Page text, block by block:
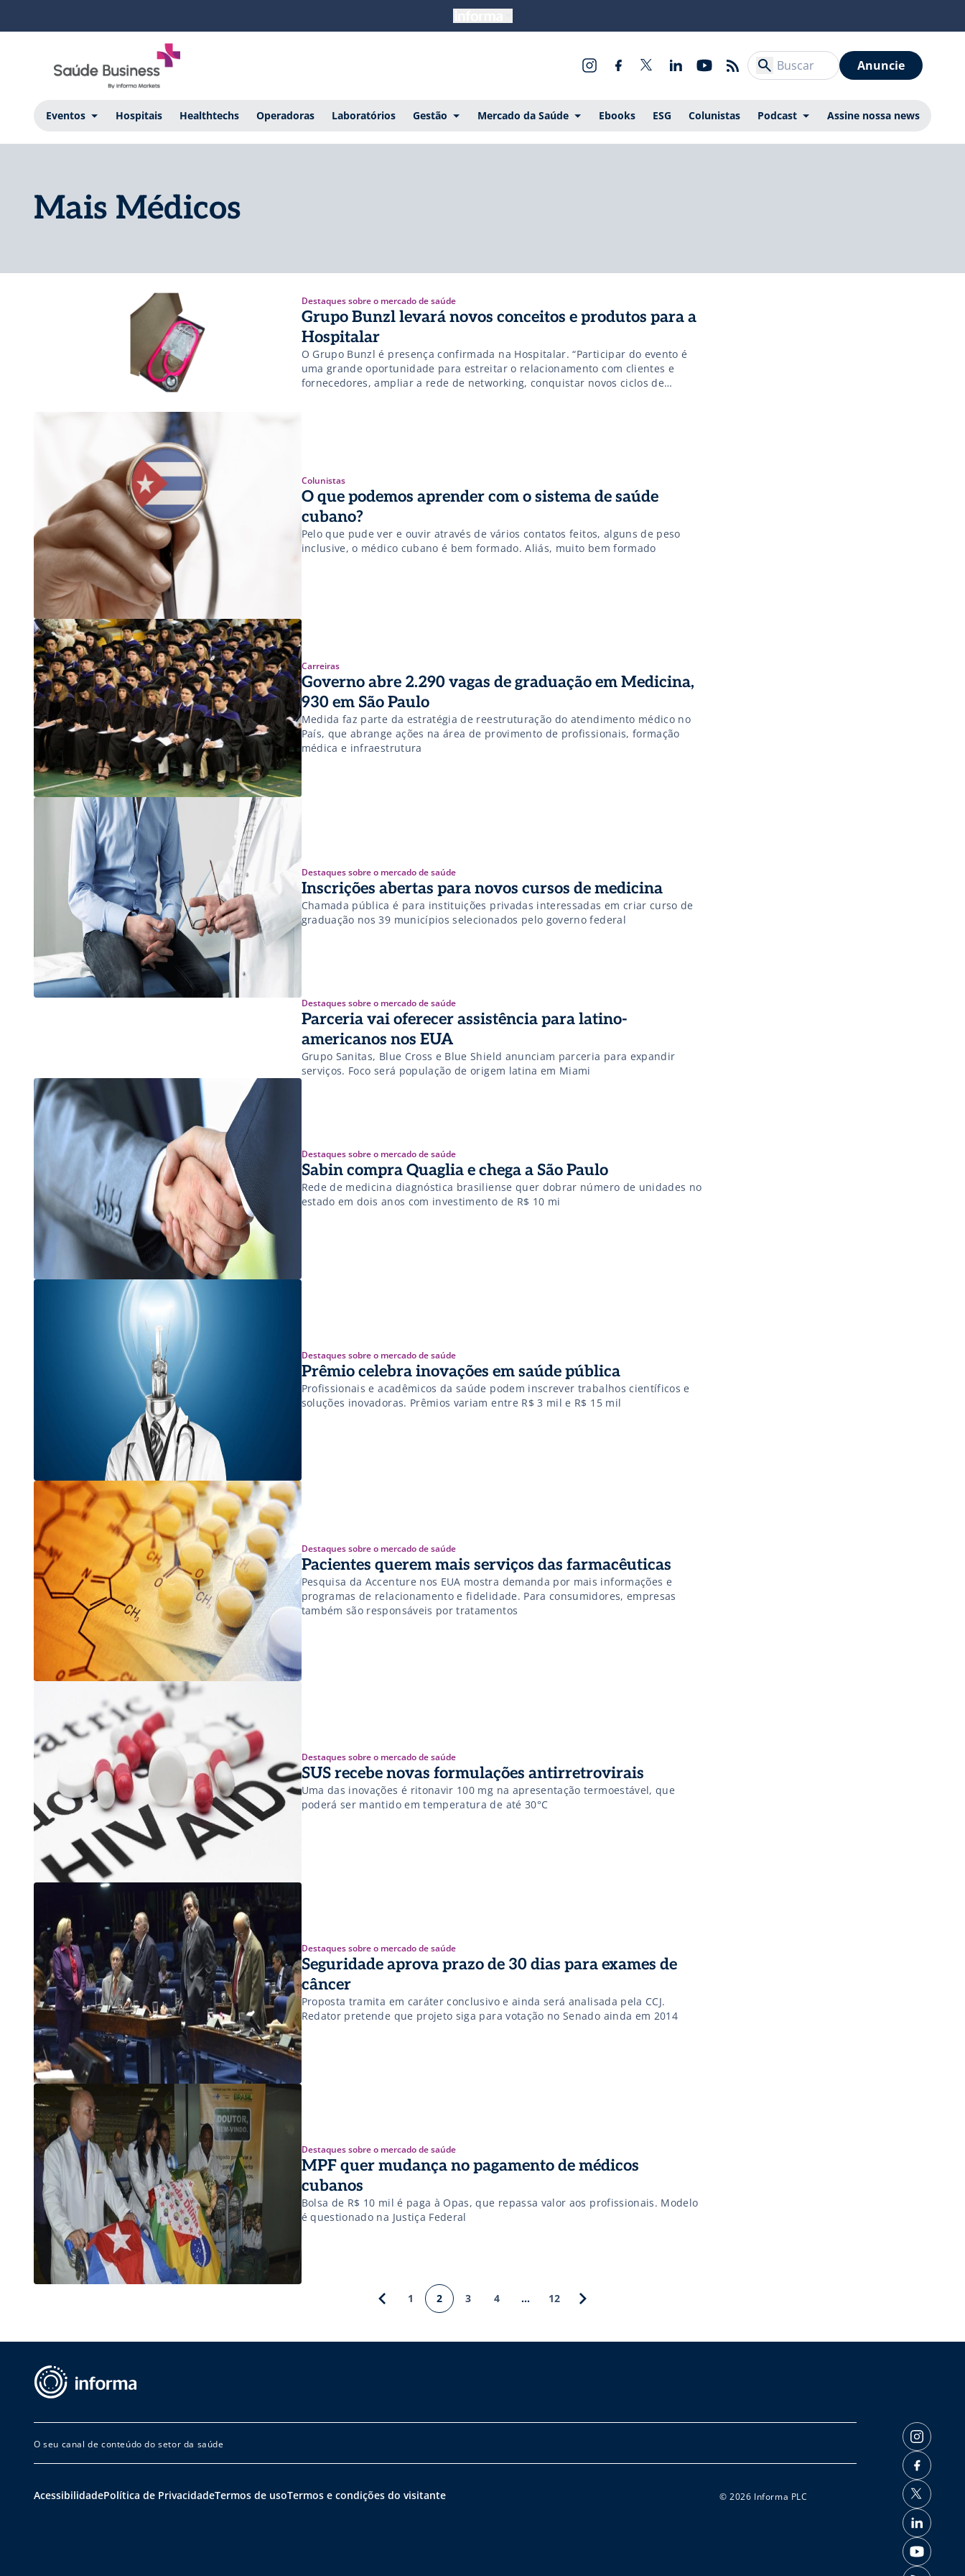
Anuncie
Eventos Hospitais Healthtechs Operadoras Laboratórios Gestão Mercado da Saúde Ebooks ESG Colunistas Podcast Assine nossa news
Mais Médicos
Destaques sobre o mercado de saúde
Grupo Bunzl levará novos conceitos e produtos para a
Hospitalar
O Grupo Bunzl é presença confirmada na Hospitalar. “Participar do evento é
uma grande oportunidade para estreitar o relacionamento com clientes e
fornecedores, ampliar a rede de networking, conquistar novos ciclos de
Colunistas
O que podemos aprender com o sistema de saúde
cubano?
Pelo que pude ver e ouvir através de vários contatos feitos, alguns de peso
inclusive, o médico cubano é bem formado. Aliás, muito bem formado
Carreiras
Governo abre 2.290 vagas de graduação em Medicina,
930 em São Paulo
Medida faz parte da estratégia de reestruturação do atendimento médico no
País, que abrange ações na área de provimento de profissionais, formação
médica e infraestrutura
Destaques sobre o mercado de saúde
Inscrições abertas para novos cursos de medicina
Chamada pública é para instituições privadas interessadas em criar curso de
graduação nos 39 municípios selecionados pelo governo federal
Destaques sobre o mercado de saúde
Parceria vai oferecer assistência para latino-
americanos nos EUA
Grupo Sanitas, Blue Cross e Blue Shield anunciam parceria para expandir
serviços. Foco será população de origem latina em Miami
Destaques sobre o mercado de saúde
Sabin compra Quaglia e chega a São Paulo
Rede de medicina diagnóstica brasiliense quer dobrar número de unidades no
estado em dois anos com investimento de R$ 10 mi
Destaques sobre o mercado de saúde
Prêmio celebra inovações em saúde pública
Profissionais e acadêmicos da saúde podem inscrever trabalhos científicos e
soluções inovadoras. Prêmios variam entre R$ 3 mil e R$ 15 mil
Destaques sobre o mercado de saúde
Pacientes querem mais serviços das farmacêuticas
Pesquisa da Accenture nos EUA mostra demanda por mais informações e
programas de relacionamento e fidelidade. Para consumidores, empresas
também são responsáveis por tratamentos
Destaques sobre o mercado de saúde
SUS recebe novas formulações antirretrovirais
Uma das inovações é ritonavir 100 mg na apresentação termoestável, que
poderá ser mantido em temperatura de até 30°C
Destaques sobre o mercado de saúde
Seguridade aprova prazo de 30 dias para exames de
câncer
Proposta tramita em caráter conclusivo e ainda será analisada pela CCJ.
Redator pretende que projeto siga para votação no Senado ainda em 2014
Destaques sobre o mercado de saúde
MPF quer mudança no pagamento de médicos
cubanos
Bolsa de R$ 10 mil é paga à Opas, que repassa valor aos profissionais. Modelo
é questionado na Justiça Federal
1 2 3 4 … 12
O seu canal de conteúdo do setor da saúde
AcessibilidadePolítica de PrivacidadeTermos de usoTermos e condições do visitante © 2026 Informa PLC